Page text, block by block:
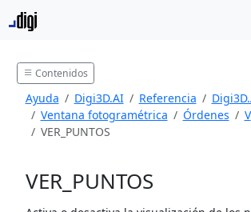
Contenidos
Ayuda Digi3D.AI Referencia
Ventana fotogramétrica
Órdenes
V
VER_PUNTOS
VER_PUNTOS